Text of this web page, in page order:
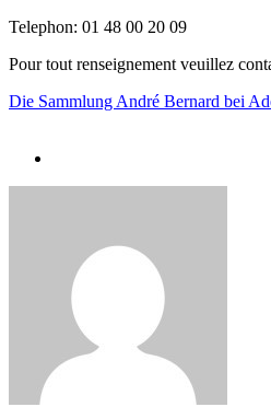
Telephon: 01 48 00 20 09
Pour tout renseignement veuillez
Die Sammlung André Bernard bei